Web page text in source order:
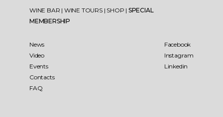
WINE BAR | WINE TOURS | SHOP | SPECIAL
MEMBERSHIP
News
Video
Events
Contacts
FAQ
Facebook
Instagram
Linkedin